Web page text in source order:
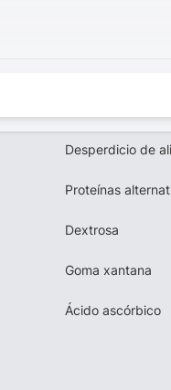
Desperdicio de
Proteínas
Dextrosa
Goma xantana
Ácido ascórbico